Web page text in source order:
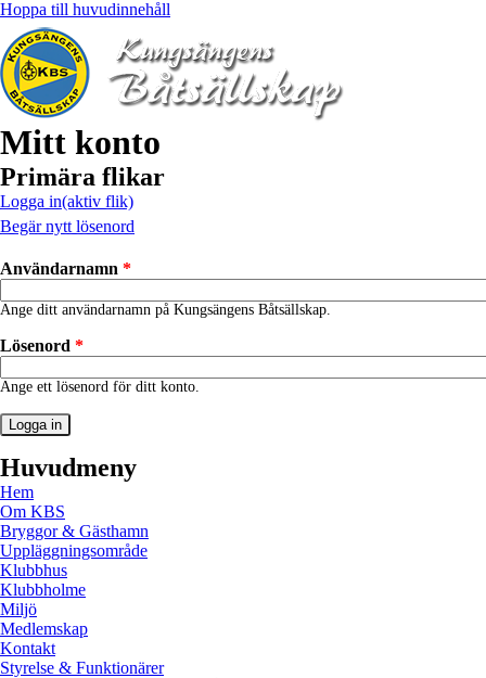
Hoppa till huvudinnehåll
Mitt konto
Primära flikar
Logga in(aktiv flik)
Begär nytt lösenord
Användarnamn *
Ange ditt användarnamn på Kungsängens Båtsällskap.
Lösenord *
Ange ett lösenord för ditt konto.
Huvudmeny
Hem
Om KBS
Bryggor & Gästhamn
Uppläggningsområde
Klubbhus
Klubbholme
Miljö
Medlemskap
Kontakt
Styrelse & Funktionärer